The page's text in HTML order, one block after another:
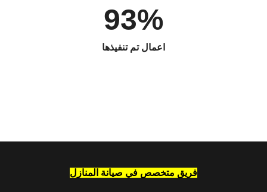
93%
اعمال تم تنفيذها
فريق متخصص في صيانة المنازل